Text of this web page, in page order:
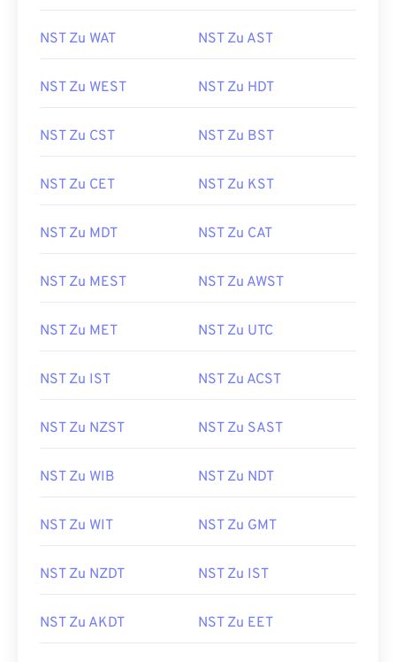
NST Zu WAT NST Zu AST
NST Zu WEST NST Zu HDT
NST Zu CST NST Zu BST
NST Zu CET NST Zu KST
NST Zu MDT NST Zu CAT
NST Zu MEST NST Zu AWST
NST Zu MET NST Zu UTC
NST Zu IST NST Zu ACST
NST Zu NZST NST Zu SAST
NST Zu WIB NST Zu NDT
NST Zu WIT NST Zu GMT
NST Zu NZDT NST Zu IST
NST Zu AKDT NST Zu EET